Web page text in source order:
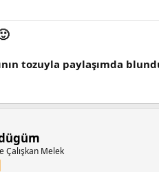
tozuyla paylaşımda
Çalışkan Melek